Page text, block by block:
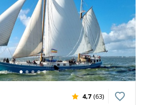
4,7 (63)